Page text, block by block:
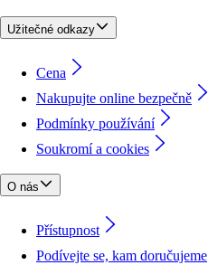
Užitečné odkazy
Cena
Nakupujte online bezpečně
Podmínky používání
Soukromí a cookies
O nás
Přístupnost
Podívejte se, kam doručujeme